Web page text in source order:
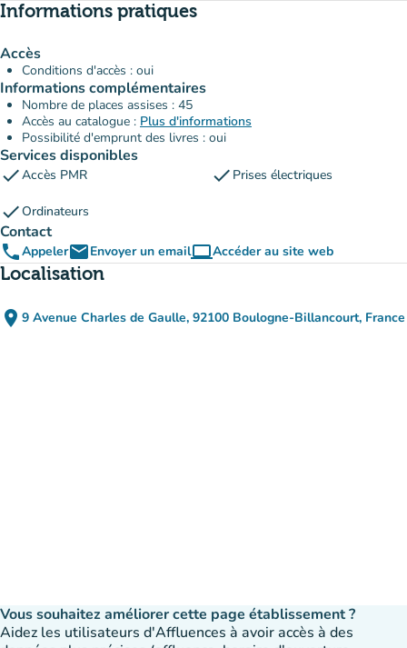
Informations pratiques
Accès
Conditions d'accès : oui
Informations complémentaires
Nombre de places assises : 45
Accès au catalogue : Plus d'informations
Possibilité d'emprunt des livres : oui
Services disponibles
checkAccès PMR check Prises électriques
checkOrdinateurs
Contact
phoneAppeleremailEnvoyer un emailcomputerAccéder au site web
(nouvel onglet)
Localisation
place 9 Avenue Charles de Gaulle, 92100 Boulogne-Billancourt, France
(ouvrir dans Google Maps)
(nouvel onglet)
Vous souhaitez améliorer cette page établissement ?
Aidez les utilisateurs d'Affluences à avoir accès à des